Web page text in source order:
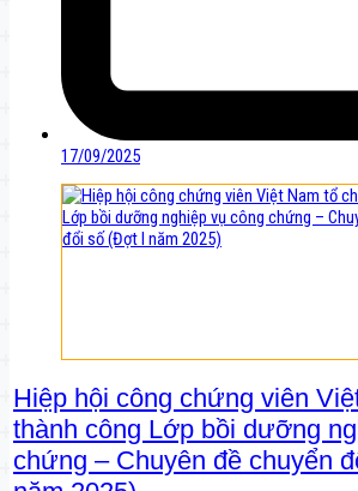
17/09/2025
Hiệp hội công chứng viên
thành công Lớp bồi dưỡng
chứng – Chuyên đề chuyển